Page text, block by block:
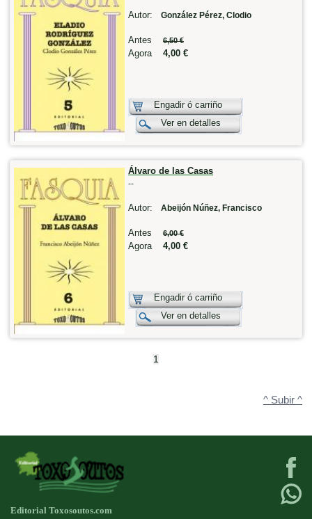
Autor: González Pérez, Clodio
Antes 6,50 €
Agora 4,00 €
Engadir ó carriño
Ver en detalles
Álvaro de las Casas
--
Autor: Abeijón Núñez, Francisco
Antes 6,00 €
Agora 4,00 €
Engadir ó carriño
Ver en detalles
1
^ Subir ^
Editorial Toxosoutos.com